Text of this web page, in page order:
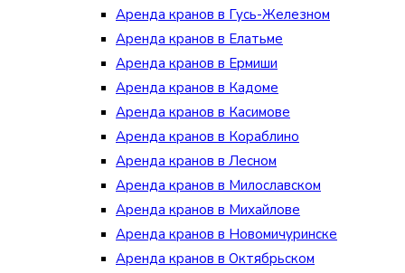
Аренда кранов в Гусь-Железном
Аренда кранов в Елатьме
Аренда кранов в Ермиши
Аренда кранов в Кадоме
Аренда кранов в Касимове
Аренда кранов в Кораблино
Аренда кранов в Лесном
Аренда кранов в Милославском
Аренда кранов в Михайлове
Аренда кранов в Новомичуринске
Аренда кранов в Октябрьском